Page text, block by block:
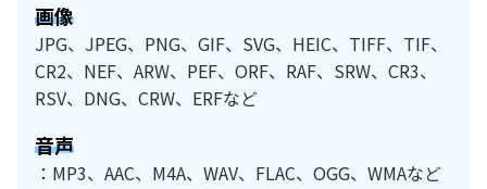
画像
JPG、JPEG、PNG、GIF、SVG、HEIC、TIFF、TIF、
CR2、NEF、ARW、PEF、ORF、RAF、SRW、CR3、
RSV、DNG、CRW、ERFなど
音声
：MP3、AAC、M4A、WAV、FLAC、OGG、WMAなど